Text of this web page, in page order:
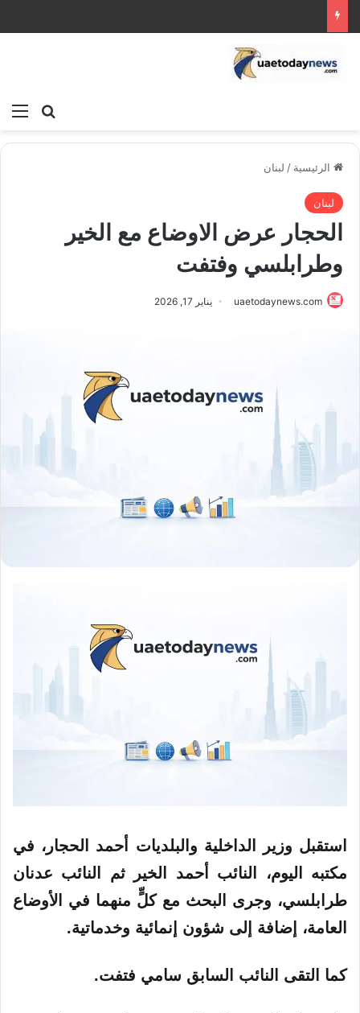
بحث
الرئيسية / لبنان
لبنان
الحجار عرض الاوضاع مع الخير
وطرابلسي وفتفت
uaetodaynews.com يناير 17, 2026
استقبل وزير الداخلية والبلديات أحمد الحجار، في
مكتبه اليوم، النائب أحمد الخير ثم النائب عدنان
طرابلسي، وجرى البحث مع كلٍّ منهما في الأوضاع
العامة، إضافة إلى شؤون إنمائية وخدماتية.
كما التقى النائب السابق سامي فتفت.